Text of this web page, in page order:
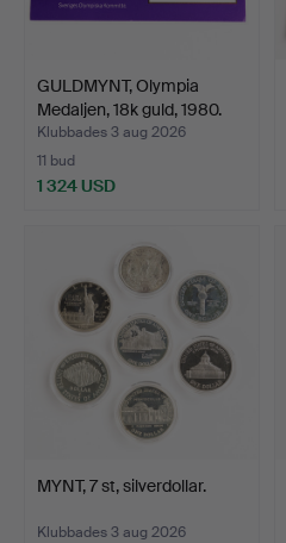
GULDMYNT, Olympia
Medaljen, 18k guld, 1980.
Klubbades 3 aug 2026
11 bud
1 324 USD
MYNT, 7 st, silverdollar.
Klubbades 3 aug 2026